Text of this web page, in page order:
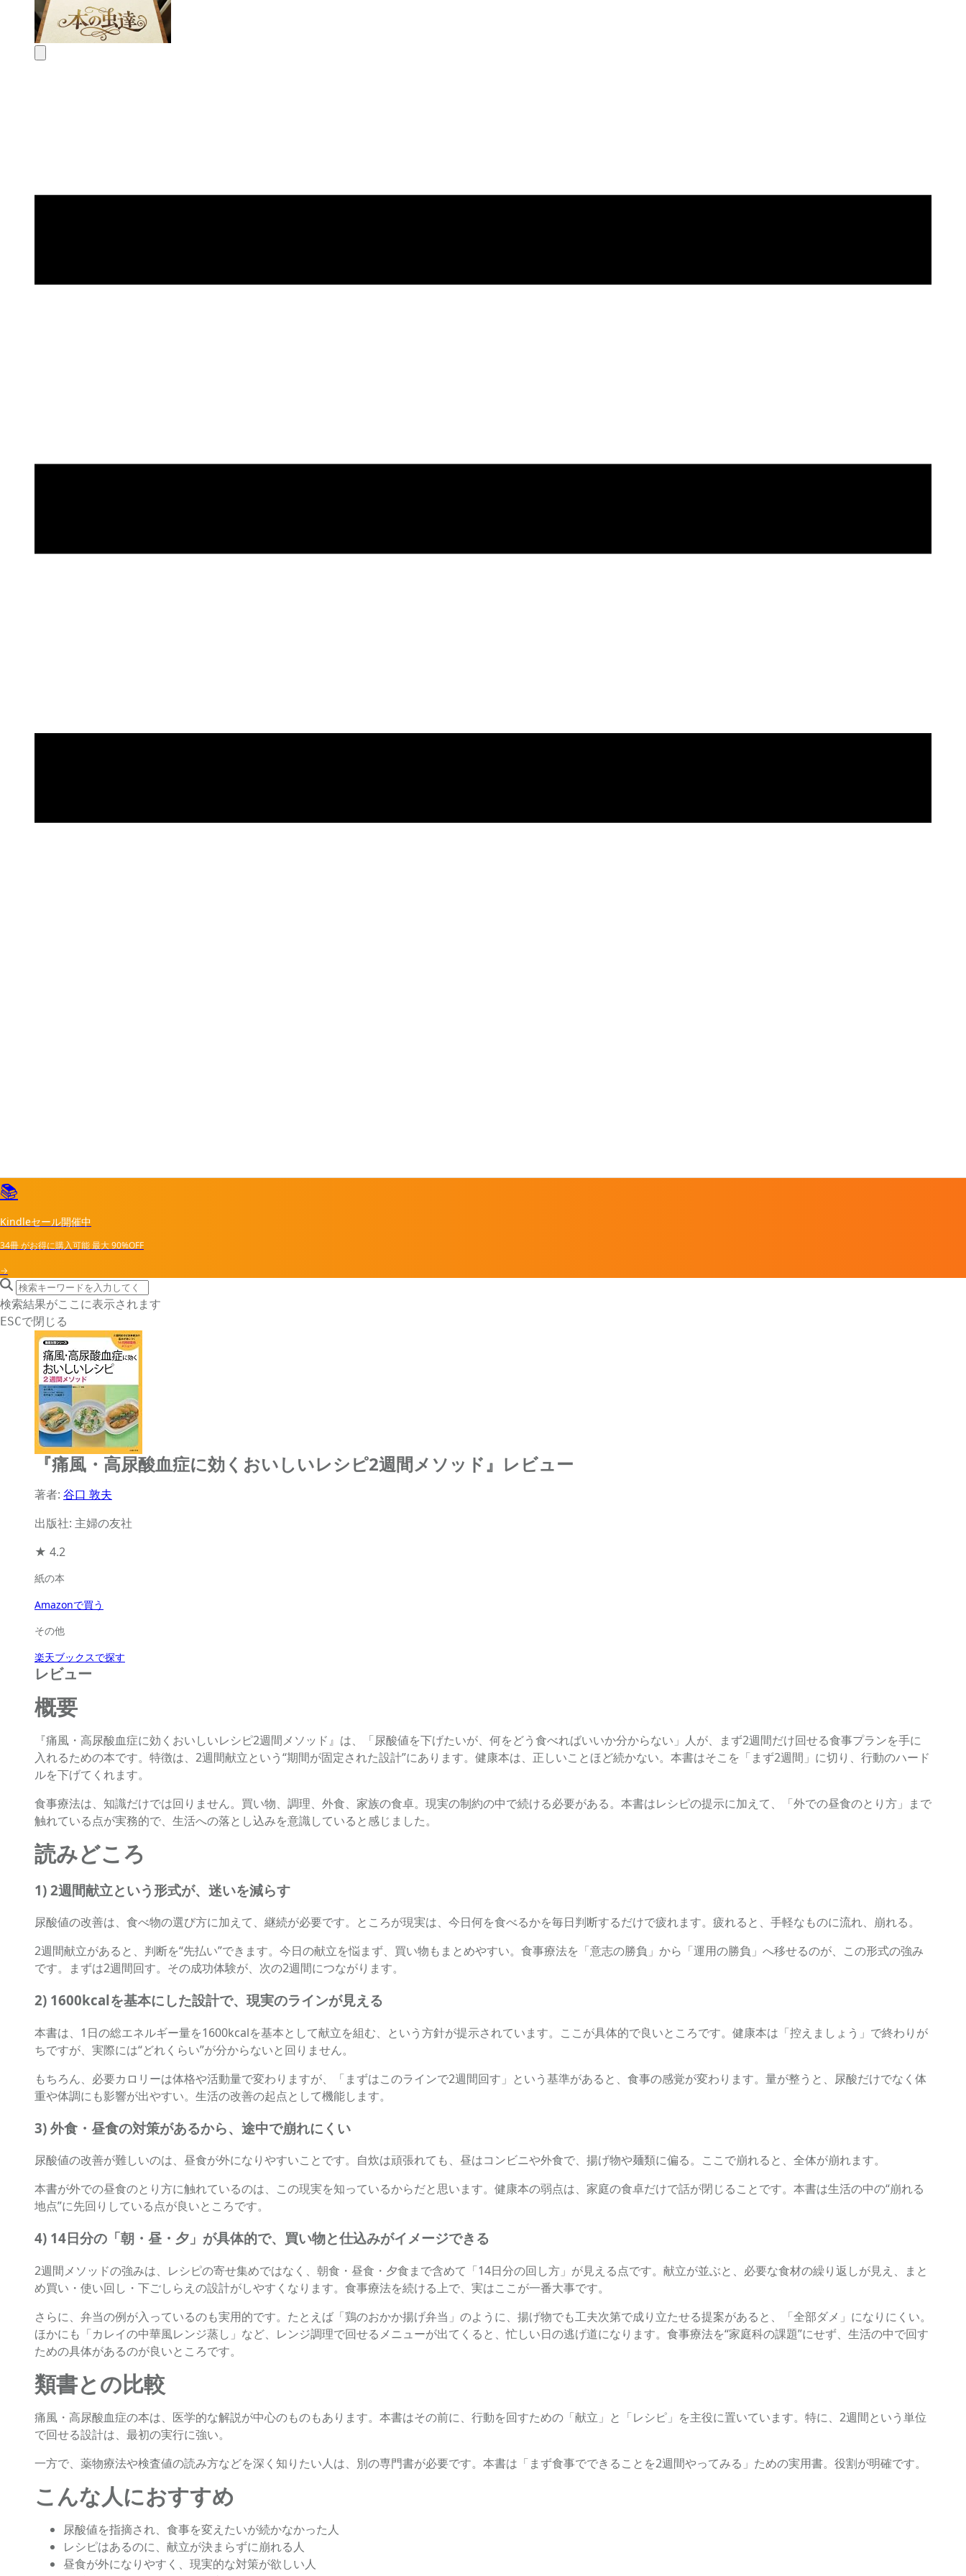
📚
Kindleセール開催中
34冊がお得に購入可能最大90%OFF
→
search icon
サイト内検索
検索結果がここに表示されます
ESCで閉じる
『痛風・高尿酸血症に効くおいしいレシピ2週間メソッド』レビュー
著者: 谷口 敦夫
出版社: 主婦の友社
★ 4.2
紙の本
Amazonで買う
その他
楽天ブックスで探す
レビュー
概要
『痛風・高尿酸血症に効くおいしいレシピ2週間メソッド』は、「尿酸値を下げたいが、何をどう食べればいいか分からない」人が、まず2週間だけ回せる食事プランを手に
入れるための本です。特徴は、2週間献立という“期間が固定された設計”にあります。健康本は、正しいことほど続かない。本書はそこを「まず2週間」に切り、行動のハード
ルを下げてくれます。
食事療法は、知識だけでは回りません。買い物、調理、外食、家族の食卓。現実の制約の中で続ける必要がある。本書はレシピの提示に加えて、「外での昼食のとり方」まで
触れている点が実務的で、生活への落とし込みを意識していると感じました。
読みどころ
1) 2週間献立という形式が、迷いを減らす
尿酸値の改善は、食べ物の選び方に加えて、継続が必要です。ところが現実は、今日何を食べるかを毎日判断するだけで疲れます。疲れると、手軽なものに流れ、崩れる。
2週間献立があると、判断を“先払い”できます。今日の献立を悩まず、買い物もまとめやすい。食事療法を「意志の勝負」から「運用の勝負」へ移せるのが、この形式の強み
です。まずは2週間回す。その成功体験が、次の2週間につながります。
2) 1600kcalを基本にした設計で、現実のラインが見える
本書は、1日の総エネルギー量を1600kcalを基本として献立を組む、という方針が提示されています。ここが具体的で良いところです。健康本は「控えましょう」で終わりが
ちですが、実際には“どれくらい”が分からないと回りません。
もちろん、必要カロリーは体格や活動量で変わりますが、「まずはこのラインで2週間回す」という基準があると、食事の感覚が変わります。量が整うと、尿酸だけでなく体
重や体調にも影響が出やすい。生活の改善の起点として機能します。
3) 外食・昼食の対策があるから、途中で崩れにくい
尿酸値の改善が難しいのは、昼食が外になりやすいことです。自炊は頑張れても、昼はコンビニや外食で、揚げ物や麺類に偏る。ここで崩れると、全体が崩れます。
本書が外での昼食のとり方に触れているのは、この現実を知っているからだと思います。健康本の弱点は、家庭の食卓だけで話が閉じることです。本書は生活の中の“崩れる
地点”に先回りしている点が良いところです。
4) 14日分の「朝・昼・夕」が具体的で、買い物と仕込みがイメージできる
2週間メソッドの強みは、レシピの寄せ集めではなく、朝食・昼食・夕食まで含めて「14日分の回し方」が見える点です。献立が並ぶと、必要な食材の繰り返しが見え、まと
め買い・使い回し・下ごしらえの設計がしやすくなります。食事療法を続ける上で、実はここが一番大事です。
さらに、弁当の例が入っているのも実用的です。たとえば「鶏のおかか揚げ弁当」のように、揚げ物でも工夫次第で成り立たせる提案があると、「全部ダメ」になりにくい。
ほかにも「カレイの中華風レンジ蒸し」など、レンジ調理で回せるメニューが出てくると、忙しい日の逃げ道になります。食事療法を“家庭科の課題”にせず、生活の中で回す
ための具体があるのが良いところです。
類書との比較
痛風・高尿酸血症の本は、医学的な解説が中心のものもあります。本書はその前に、行動を回すための「献立」と「レシピ」を主役に置いています。特に、2週間という単位
で回せる設計は、最初の実行に強い。
一方で、薬物療法や検査値の読み方などを深く知りたい人は、別の専門書が必要です。本書は「まず食事でできることを2週間やってみる」ための実用書。役割が明確です。
こんな人におすすめ
尿酸値を指摘され、食事を変えたいが続かなかった人
レシピはあるのに、献立が決まらずに崩れる人
昼食が外になりやすく、現実的な対策が欲しい人